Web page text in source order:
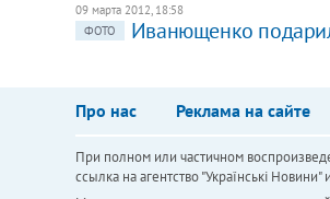
09 марта 2012, 18:58
ФОТО
Иванющенко
Про нас Реклама на сайте
При полном или частичном
ссылка на агентство "Українськi